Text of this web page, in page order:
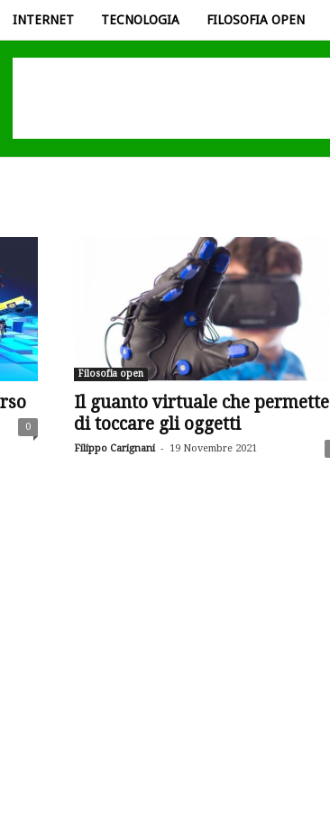
INTERNET TECNOLOGIA FILOSOFIA OPEN
0
Filosofia open
Il guanto virtuale che permette
di toccare gli oggetti
Filippo Carignani - 19 Novembre 2021